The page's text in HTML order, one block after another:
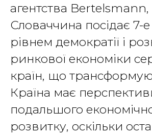
агентства Bertelsmann,
Словаччина посідає 7-е
рівнем демократії і
ринкової економіки
країн, що
Країна має
подальшого
розвитку, оскільки